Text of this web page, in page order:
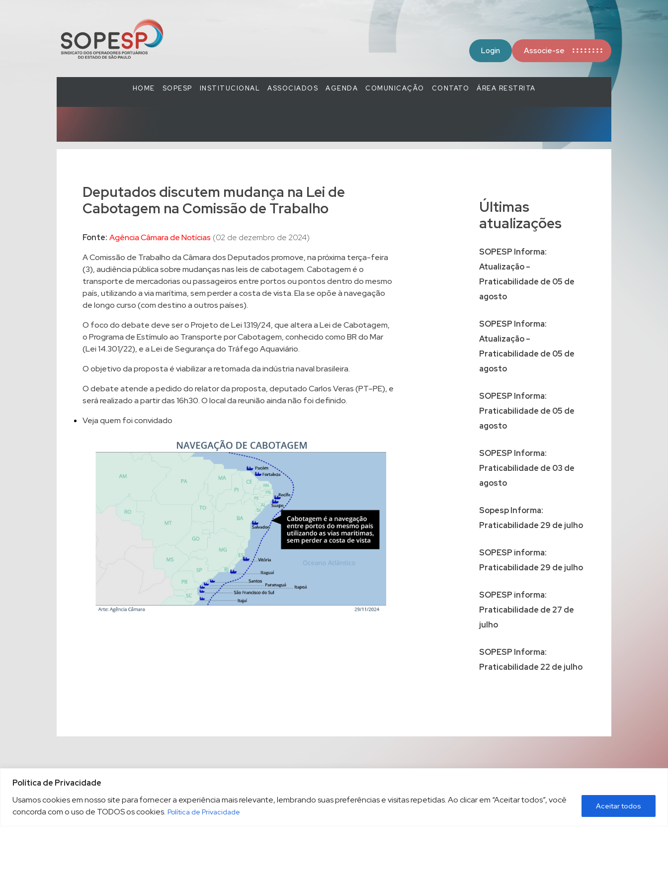
Política de Privacidade
Usamos cookies em nosso site para fornecer a experiência mais relevante, lembrando suas preferências e visitas repetidas. Ao clicar em “Aceitar todos”, você
concorda com o uso de TODOS os cookies. Política de Privacidade
Aceitar todos
Login Associe-se
HOME SOPESP INSTITUCIONAL ASSOCIADOS AGENDA COMUNICAÇÃO CONTATO ÁREA RESTRITA
Deputados discutem mudança na Lei de
Cabotagem na Comissão de Trabalho
Fonte: Agência Câmara de Notícias (02 de dezembro de 2024)
A Comissão de Trabalho da Câmara dos Deputados promove, na próxima terça-feira
(3), audiência pública sobre mudanças nas leis de cabotagem. Cabotagem é o
transporte de mercadorias ou passageiros entre portos ou pontos dentro do mesmo
país, utilizando a via marítima, sem perder a costa de vista. Ela se opõe à navegação
de longo curso (com destino a outros países).
O foco do debate deve ser o Projeto de Lei 1319/24, que altera aLei de Cabotagem,
o Programa de Estímulo ao Transporte por Cabotagem, conhecido como BR do Mar
(Lei 14.301/22), e aLei de Segurança do Tráfego Aquaviário.
O objetivo da proposta é viabilizar a retomada da indústria naval brasileira.
O debate atende a pedido do relator da proposta, deputado Carlos Veras (PT–PE), e
será realizado a partir das 16h30. O local da reunião ainda não foi definido.
Veja quem foi convidado
Últimas
atualizações
SOPESP Informa:
Atualização –
Praticabilidade de 05 de
agosto
SOPESP Informa:
Atualização –
Praticabilidade de 05 de
agosto
SOPESP Informa:
Praticabilidade de 05 de
agosto
SOPESP Informa:
Praticabilidade de 03 de
agosto
Sopesp Informa:
Praticabilidade 29 de julho
SOPESP informa:
Praticabilidade 29 de julho
SOPESP informa:
Praticabilidade de 27 de
julho
SOPESP Informa:
Praticabilidade 22 de julho